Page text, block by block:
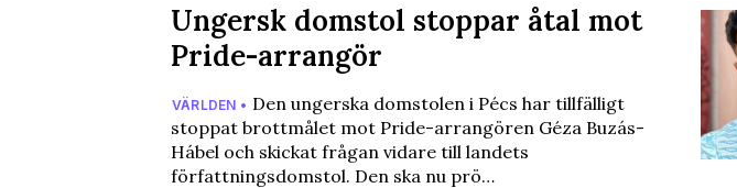
Ungersk domstol stoppar åtal mot
Pride-arrangör
VÄRLDEN • Den ungerska domstolen i Pécs har tillfälligt
stoppat brottmålet mot Pride-arrangören Géza Buzás-
Hábel och skickat frågan vidare till landets
författningsdomstol. Den ska nu prö…